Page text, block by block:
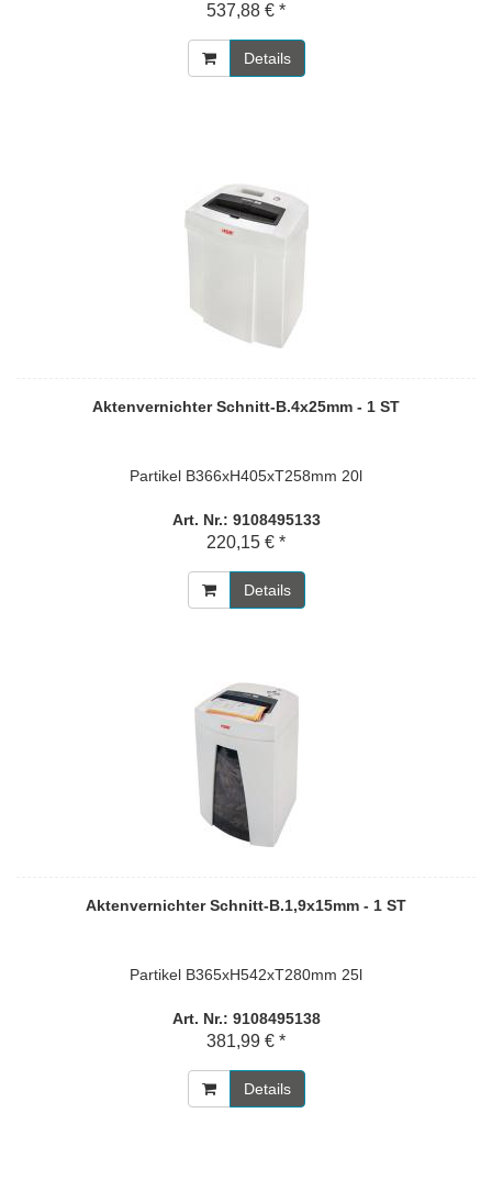
537,88 € *
Details
Aktenvernichter Schnitt-B.4x25mm - 1 ST
Partikel B366xH405xT258mm 20l
Art. Nr.: 9108495133
220,15 € *
Details
Aktenvernichter Schnitt-B.1,9x15mm - 1 ST
Partikel B365xH542xT280mm 25l
Art. Nr.: 9108495138
381,99 € *
Details